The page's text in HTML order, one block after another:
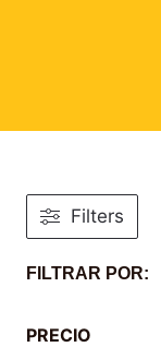
Filters
FILTRAR POR:
PRECIO